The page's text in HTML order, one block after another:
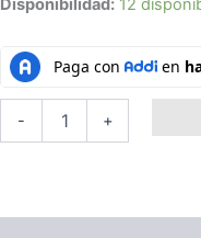
Disponibilidad: 12
-
FBN
PERSIAN
+